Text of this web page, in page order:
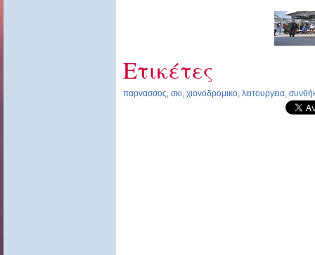
Ετικέτες
παρνασσος, σκι, χιονοδρομικο, λειτουργεια,